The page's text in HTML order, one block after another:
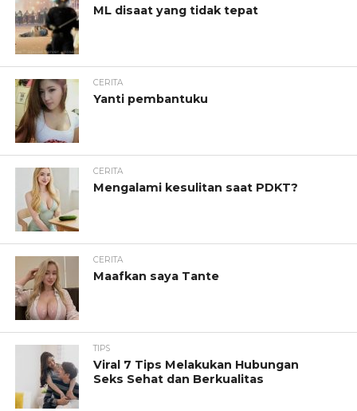
ML disaat yang tidak tepat
CERITA
Yanti pembantuku
CERITA
Mengalami kesulitan saat PDKT?
CERITA
Maafkan saya Tante
TIPS
Viral 7 Tips Melakukan Hubungan
Seks Sehat dan Berkualitas